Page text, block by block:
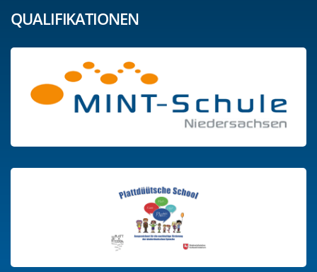
QUALIFIKATIONEN